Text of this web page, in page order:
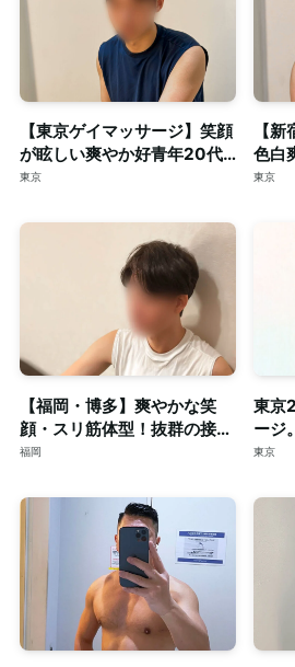
【東京ゲイマッサージ】笑顔
が眩しい爽やか好青年20代
スマート体型セラピスト◎清
東京
【
色白
の長
東京
【福岡・博多】爽やかな笑
顔・スリ筋体型！抜群の接客
力も併せ持つイケメンセラピ
福岡
東京
ージ
身を
東京